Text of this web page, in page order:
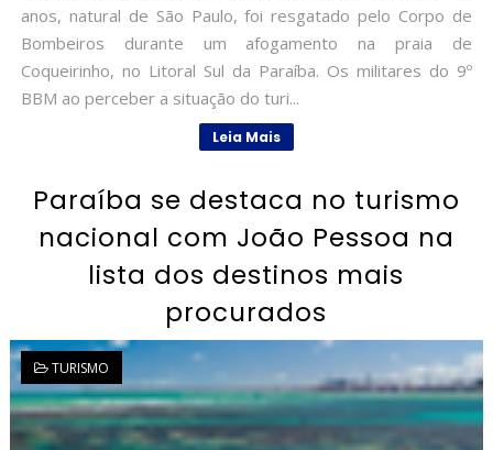
anos, natural de São Paulo, foi resgatado pelo Corpo de
Bombeiros durante um afogamento na praia de
Coqueirinho, no Litoral Sul da Paraíba. Os militares do 9º
BBM ao perceber a situação do turi...
Leia Mais
Paraíba se destaca no turismo
nacional com João Pessoa na
lista dos destinos mais
procurados
TURISMO